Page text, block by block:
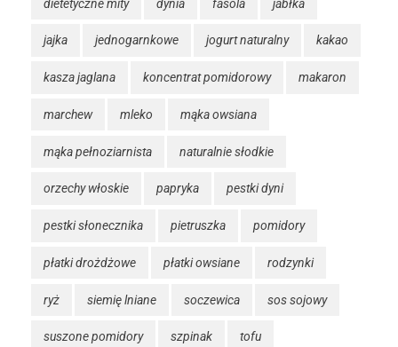
dietetyczne mity dynia fasola jabłka
jajka jednogarnkowe jogurt naturalny kakao
kasza jaglana koncentrat pomidorowy makaron
marchew mleko mąka owsiana
mąka pełnoziarnista naturalnie słodkie
orzechy włoskie papryka pestki dyni
pestki słonecznika pietruszka pomidory
płatki drożdżowe płatki owsiane rodzynki
ryż siemię lniane soczewica sos sojowy
suszone pomidory szpinak tofu